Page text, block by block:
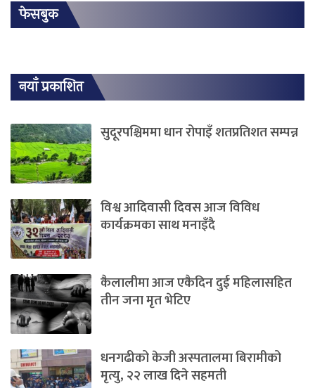
फेसबुक
नयाँ प्रकाशित
सुदूरपश्चिममा धान रोपाइँ शतप्रतिशत सम्पन्न
विश्व आदिवासी दिवस आज विविध
कार्यक्रमका साथ मनाइँदै
कैलालीमा आज एकैदिन दुई महिलासहित
तीन जना मृत भेटिए
धनगढीको केजी अस्पतालमा बिरामीको
मृत्यु, २२ लाख दिने सहमती